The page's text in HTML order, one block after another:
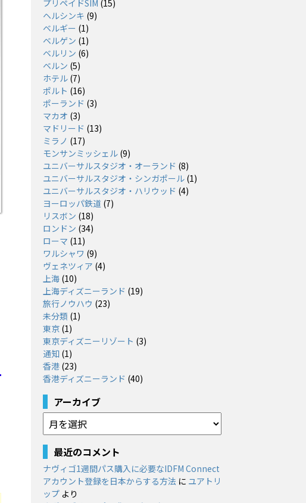
プリペイドSIM (15)
ヘルシンキ (9)
ベルギー (1)
ベルゲン (1)
ベルリン (6)
ベルン (5)
ホテル (7)
ポルト (16)
ポーランド (3)
マカオ (3)
マドリード (13)
ミラノ (17)
モンサンミッシェル (9)
ユニバーサルスタジオ・オーランド (8)
ユニバーサルスタジオ・シンガポール (1)
ユニバーサルスタジオ・ハリウッド (4)
ヨーロッパ鉄道 (7)
リスボン (18)
ロンドン (34)
ローマ (11)
ワルシャワ (9)
ヴェネツィア (4)
上海 (10)
上海ディズニーランド (19)
旅行ノウハウ (23)
未分類 (1)
東京 (1)
東京ディズニーリゾート (3)
通知 (1)
香港 (23)
香港ディズニーランド (40)
アーカイブ
ア
ー
カ
イ
ブ
最近のコメント
ナヴィゴ1週間パス購入に必要なIDFM Connect
アカウント登録を日本からする方法 に ユアトリ
ップ より